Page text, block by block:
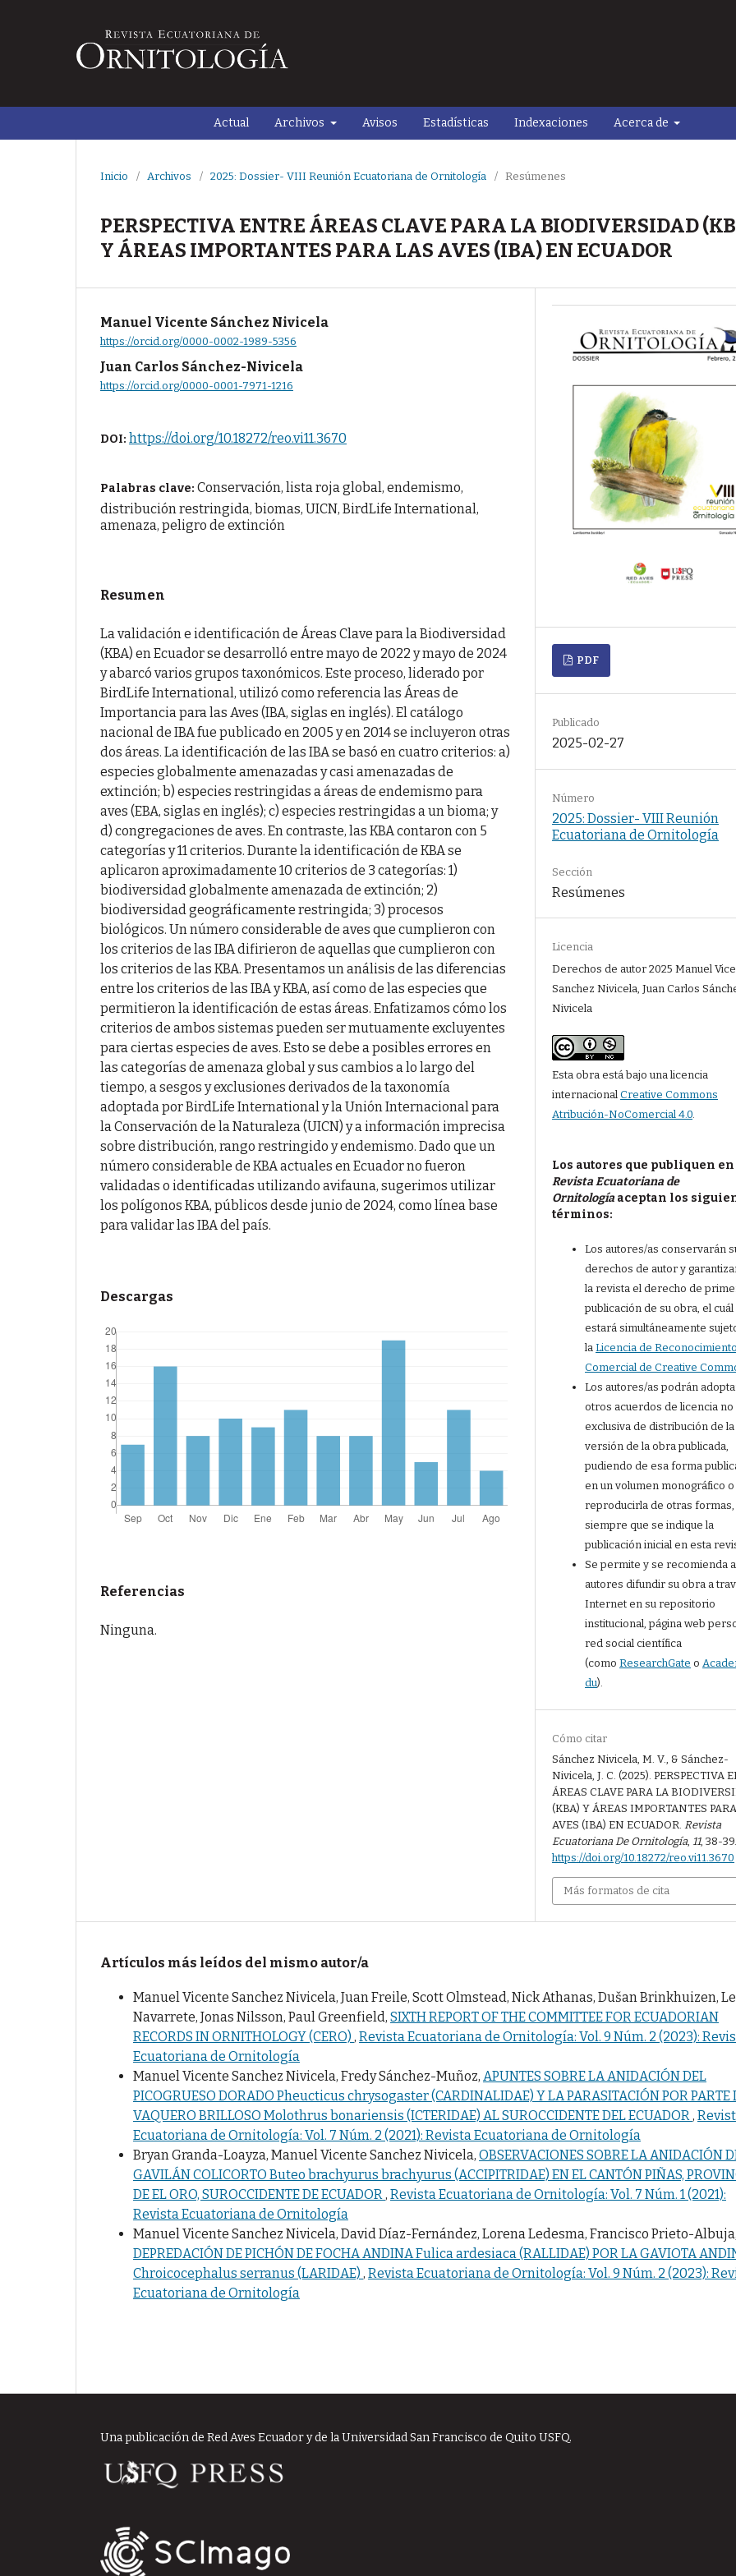
Actual Archivos Avisos Estadísticas Indexaciones Acerca de
Inicio / Archivos / 2025: Dossier- VIII Reunión Ecuatoriana de Ornitología / Resúmenes
PERSPECTIVA ENTRE ÁREAS CLAVE PARA LA BIODIVERSIDAD
Y ÁREAS IMPORTANTES PARA LAS AVES (IBA) EN ECUADOR
Manuel Vicente Sánchez Nivicela
https://orcid.org/0000-0002-1989-5356
Juan Carlos Sánchez-Nivicela
https://orcid.org/0000-0001-7971-1216
DOI: https://doi.org/10.18272/reo.vi11.3670
Palabras clave: Conservación, lista roja global, endemismo,
distribución restringida, biomas, UICN, BirdLife International,
amenaza, peligro de extinción
Resumen
La validación e identificación de Áreas Clave para la Biodiversidad
(KBA) en Ecuador se desarrolló entre mayo de 2022 y mayo de 2024
y abarcó varios grupos taxonómicos. Este proceso, liderado por
BirdLife International, utilizó como referencia las Áreas de
Importancia para las Aves (IBA, siglas en inglés). El catálogo
nacional de IBA fue publicado en 2005 y en 2014 se incluyeron otras
dos áreas. La identificación de las IBA se basó en cuatro criterios: a)
especies globalmente amenazadas y casi amenazadas de
extinción; b) especies restringidas a áreas de endemismo para
aves (EBA, siglas en inglés); c) especies restringidas a un bioma; y
d) congregaciones de aves. En contraste, las KBA contaron con 5
categorías y 11 criterios. Durante la identificación de KBA se
aplicaron aproximadamente 10 criterios de 3 categorías: 1)
biodiversidad globalmente amenazada de extinción; 2)
biodiversidad geográficamente restringida; 3) procesos
biológicos. Un número considerable de aves que cumplieron con
los criterios de las IBA difirieron de aquellas que cumplieron con
los criterios de las KBA. Presentamos un análisis de las diferencias
entre los criterios de las IBA y KBA, así como de las especies que
permitieron la identificación de estas áreas. Enfatizamos cómo los
criterios de ambos sistemas pueden ser mutuamente excluyentes
para ciertas especies de aves. Esto se debe a posibles errores en
las categorías de amenaza global y sus cambios a lo largo del
tiempo, a sesgos y exclusiones derivados de la taxonomía
adoptada por BirdLife International y la Unión Internacional para
la Conservación de la Naturaleza (UICN) y a información imprecisa
sobre distribución, rango restringido y endemismo. Dado que un
número considerable de KBA actuales en Ecuador no fueron
validadas o identificadas utilizando avifauna, sugerimos utilizar
los polígonos KBA, públicos desde junio de 2024, como línea base
para validar las IBA del país.
Descargas
Referencias
Ninguna.
PDF
Publicado
2025-02-27
Número
2025: Dossier- VIII Reunión
Ecuatoriana de Ornitología
Sección
Resúmenes
Licencia
Derechos de autor 2025 Manuel
Sanchez Nivicela, Juan Carlos
Nivicela
Esta obra está bajo una licencia
internacionalCreative Commons
Atribución-NoComercial 4.0
Los autores que publiquen
Revista Ecuatoriana de
Ornitología aceptan los
términos:
Los autores/as conservarán
derechos de autor y
la revista el derecho de
publicación de su obra, el cuál
estará simultáneamente
laLicencia de
Comercial de Creative
Los autores/as podrán
otros acuerdos de licencia no
exclusiva de distribución de la
versión de la obra publicada,
pudiendo de esa forma
en un volumen monográfico o
reproducirla de otras formas,
siempre que se indique la
publicación inicial en esta
Se permite y se recomienda
autores difundir su obra a
Internet en su repositorio
institucional, página web
red social científica
(comoResearchGate o
du).
Cómo citar
Sánchez Nivicela, M. V., & Sánchez-
Nivicela, J. C. (2025). PERSPECTIVA
ÁREAS CLAVE PARA LA
(KBA) Y ÁREAS IMPORTANTES
AVES (IBA) EN ECUADOR. Revista
Ecuatoriana De Ornitología, 11, 38-39.
https://doi.org/10.18272/reo.vi11.3670
Más formatos de cita
Artículos más leídos del mismo autor/a
Manuel Vicente Sanchez Nivicela, Juan Freile, Scott Olmstead, Nick Athanas, Dušan Brinkhuizen,
Navarrete, Jonas Nilsson, Paul Greenfield, SIXTH REPORT OF THE COMMITTEE FOR ECUADORIAN
RECORDS IN ORNITHOLOGY (CERO) , Revista Ecuatoriana de Ornitología: Vol. 9 Núm. 2 (2023):
Ecuatoriana de Ornitología
Manuel Vicente Sanchez Nivicela, Fredy Sánchez-Muñoz, APUNTES SOBRE LA ANIDACIÓN DEL
PICOGRUESO DORADO Pheucticus chrysogaster (CARDINALIDAE) Y LA PARASITACIÓN POR PARTE
VAQUERO BRILLOSO Molothrus bonariensis (ICTERIDAE) AL SUROCCIDENTE DEL ECUADOR,
Ecuatoriana de Ornitología: Vol. 7 Núm. 2 (2021): Revista Ecuatoriana de Ornitología
Bryan Granda-Loayza, Manuel Vicente Sanchez Nivicela, OBSERVACIONES SOBRE LA ANIDACIÓN
GAVILÁN COLICORTO Buteo brachyurus brachyurus (ACCIPITRIDAE) EN EL CANTÓN PIÑAS,
DE EL ORO, SUROCCIDENTE DE ECUADOR, Revista Ecuatoriana de Ornitología: Vol. 7 Núm. 1 (2021):
Revista Ecuatoriana de Ornitología
Manuel Vicente Sanchez Nivicela, David Díaz-Fernández, Lorena Ledesma, Francisco Prieto-Albuja,
DEPREDACIÓN DE PICHÓN DE FOCHA ANDINA Fulica ardesiaca (RALLIDAE) POR LA GAVIOTA
Chroicocephalus serranus (LARIDAE) , Revista Ecuatoriana de Ornitología: Vol. 9 Núm. 2 (2023):
Ecuatoriana de Ornitología
Una publicación de Red Aves Ecuador y de la Universidad San Francisco de Quito USFQ.